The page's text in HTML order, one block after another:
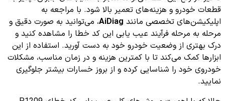
قطعات خودرو و هزینه‌های تعمیر بالا شود. با مراجعه به
اپلیکیشن‌های تخصصی مانند AiDiag، می‌توانید به صورت دقیق و
مرحله به مرحله فرآیند عیب یابی این کد خطا را مشاهده کنید و
درک بهتری از وضعیت خودرو خود به دست آورید. استفاده از این
ابزارها کمک می‌کند تا با کمترین هزینه و در زمان مناسب، مشکلات
خودروی خود را شناسایی کرده و از بروز خسارات بیشتر جلوگیری
نمایید.